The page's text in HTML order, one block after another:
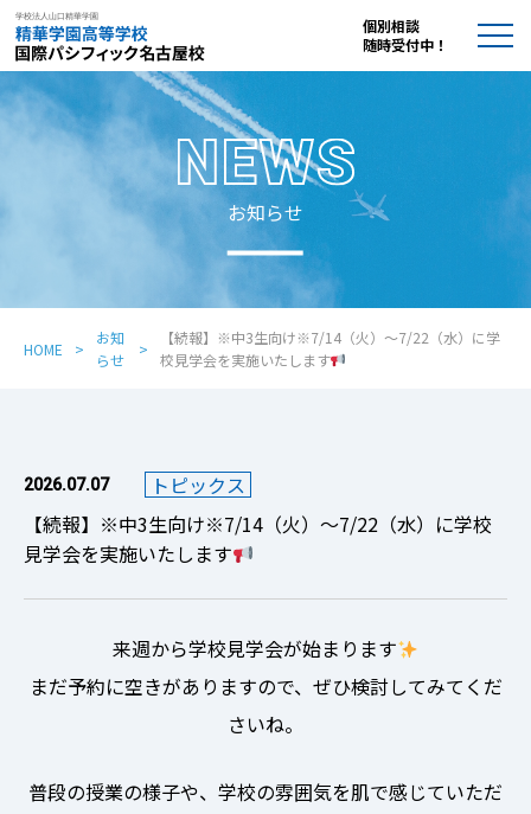
個別相談
随時受付中！
お知らせ
HOME
お知
らせ
【続報】※中3生向け※7/14（火）～7/22（水）に学
校見学会を実施いたします
2026.07.07
トピックス
【続報】※中3生向け※7/14（火）～7/22（水）に学校
見学会を実施いたします
来週から学校見学会が始まります
まだ予約に空きがありますので、ぜひ検討してみてくだ
さいね。
普段の授業の様子や、学校の雰囲気を肌で感じていただ